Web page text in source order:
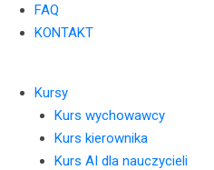
FAQ
KONTAKT
Kursy
Kurs wychowawcy
Kurs kierownika
Kurs AI dla nauczycieli